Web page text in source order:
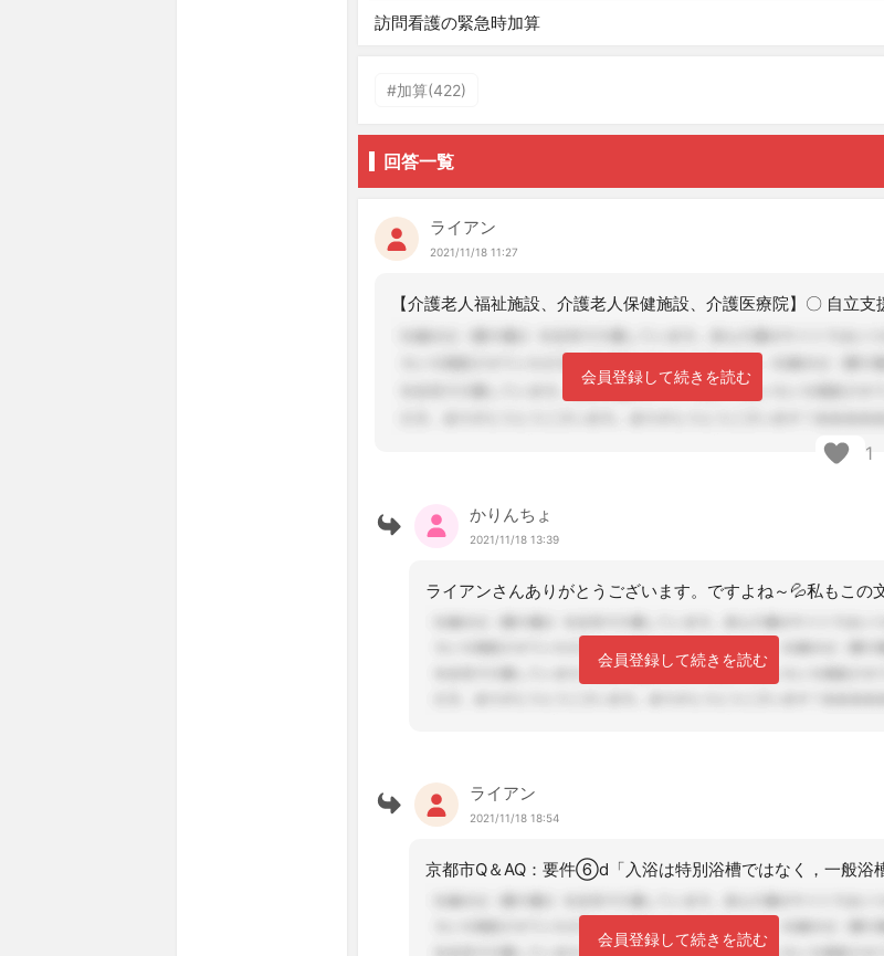
訪問看護の緊急時加算
#加算(422)
回答一覧
ライアン
2021/11/18 11:27
会員登録して続きを読む
1
かりんちょ
2021/11/18 13:39
会員登録して続きを読む
ライアン
2021/11/18 18:54
会員登録して続きを読む